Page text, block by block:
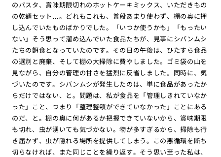
のパスタ、賞味期限切れのホットケーキミックス、いただきもの
の乾麺セット…。どれもこれも、普段あまり使わず、棚の奥に押
し込んでいたものばかりでした。「いつか使うかも」「もったい
ない」そう思って溜め込んでいた食品たちが、見事にシバンムシ
たちの餌食となっていたのです。その日の午後は、ひたすら食品
の選別と廃棄、そして棚の大掃除に費やしました。ゴミ袋の山を
見ながら、自分の管理の甘さを猛烈に反省しました。同時に、気
づいたのです。シバンムシが発生したのは、単に食品があったか
らだけではない、と。問題は、私が食品を「管理しきれていなか
った」こと、つまり「整理整頓ができていなかった」ことにある
のだ、と。棚の奥に何があるか把握できていないから、賞味期限
も切れ、虫が湧いても気づかない。物が多すぎるから、掃除も行
き届かず、虫が隠れる場所を提供してしまう。この悪循環を断ち
切らなければ、また同じことを繰り返す。そう思い至った私は、